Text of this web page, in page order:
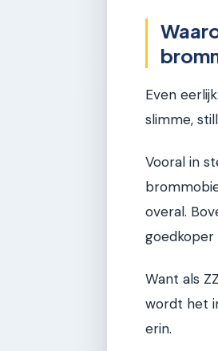
Even
slimme,
Vooral in
overal.
goedkoper
Want als
wordt het
erin.